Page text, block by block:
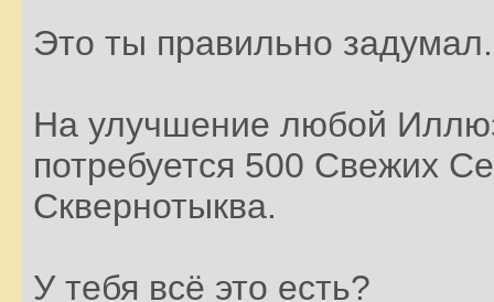
Это ты правильно задумал.
На улучшение любой
потребуется 500 Свежих
Сквернотыква.
У тебя всё это есть?